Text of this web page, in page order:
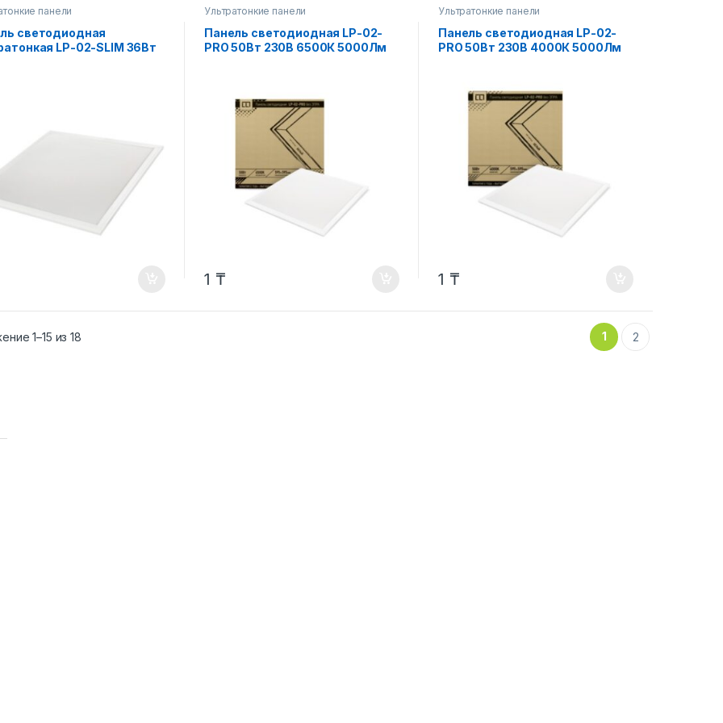
панели
светодиодная
LP-02-SLIM 36Вт
Ультратонкие панели
Панель светодиодная LP-02-
PRO 50Вт 230В 6500К 5000Лм
1 ₸
Ультратонкие панели
Панель светодиодная LP-02-
PRO 50Вт 230В 4000К 5000Лм
1 ₸
1–15 из 18Сортировка: по рейтингу 1 2